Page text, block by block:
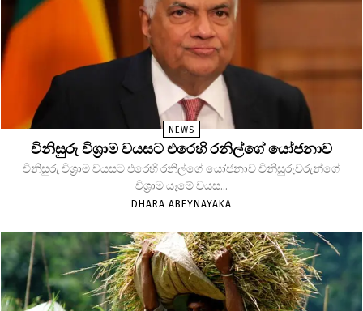
NEWS
විනිසුරු විශ්‍රාම වයසට එරෙහි රනිල්ගේ යෝජනාව
විනිසුරු විශ්‍රාම වයසට එරෙහි රනිල්ගේ යෝජනාව විනිසුරුවරුන්ගේ
විශ්‍රාම යෑමේ වයස...
DHARA ABEYNAYAKA